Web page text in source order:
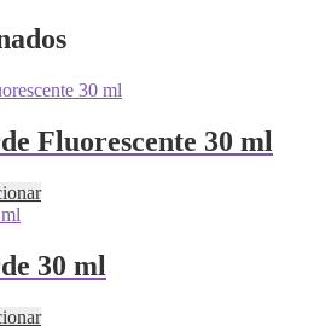
Fluorescente 30 ml
30 ml